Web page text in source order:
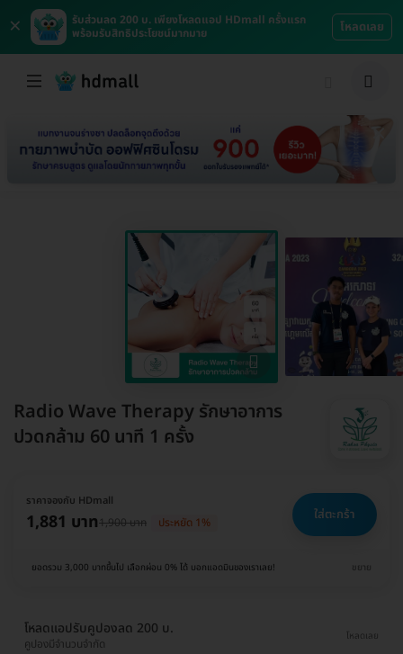
×
รับส่วนลด 200 บ. เพียงโหลดแอป HDmall ครั้งแรก
พร้อมรับสิทธิประโยชน์มากมาย
โหลดเลย
Radio Wave Therapy รักษาอาการ
ปวดกล้าม 60 นาที 1 ครั้ง
ราคาจองกับ HDmall
1,881 บาท1,900 บาท ประหยัด 1% ใส่ตะกร้า
ยอดรวม 3,000 บาทขึ้นไป เลือกผ่อน 0% ได้ บอกแอดมินของเราเลย! ขยาย
โหลดแอปรับคูปองลด 200 บ.
คูปองมีจำนวนจำกัด
โหลดเลย